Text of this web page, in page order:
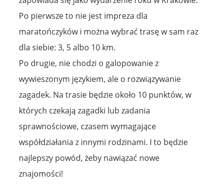
Po pierwsze to nie jest impreza dla
maratończyków i można wybrać trasę w sam raz
dla siebie: 3, 5 albo 10 km.
Po drugie, nie chodzi o galopowanie z
wywieszonym językiem, ale o rozwiązywanie
zagadek. Na trasie będzie około 10 punktów, w
których czekają zagadki lub zadania
sprawnościowe, czasem wymagające
współdziałania z innymi rodzinami. I to będzie
najlepszy powód, żeby nawiązać nowe
znajomości!